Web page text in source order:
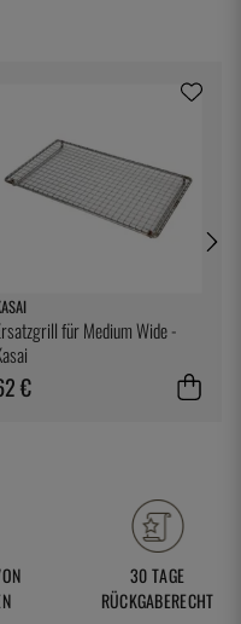
für Medium Wide -
€
30 TAGE
RÜCKGABERECHT